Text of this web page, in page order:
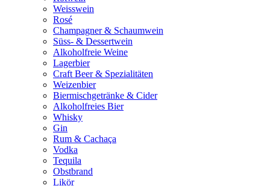
Weisswein
Rosé
Champagner & Schaumwein
Süss- & Dessertwein
Alkoholfreie Weine
Lagerbier
Craft Beer & Spezialitäten
Weizenbier
Biermischgetränke & Cider
Alkoholfreies Bier
Whisky
Gin
Rum & Cachaça
Vodka
Tequila
Obstbrand
Likör